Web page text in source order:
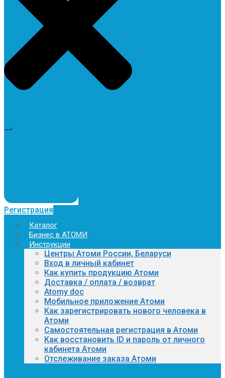
Регистрация
Каталог
Бизнес в АТОМИ
Инструкции
Центры Атоми России, Беларуси
Вход в личный кабинет
Как купить продукцию Атоми
Доставка / оплата / возврат
Atomy doc
Мобильное приложение Атоми
Как зарегистрировать нового человека в
Атоми
Самостоятельная регистрация в Атоми
Как восстановить ID и пароль от личного
кабинета Атоми
Отслеживание заказа Атоми